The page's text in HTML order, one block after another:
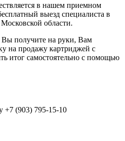
в нашем приемном
выезд специалиста в
области.
получите на руки, Вам
на продажу картриджей с
итог самостоятельно с помощью
+7 (903) 795-15-10